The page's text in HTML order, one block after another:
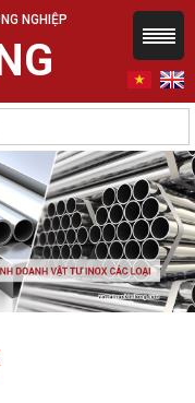
NGHIỆP